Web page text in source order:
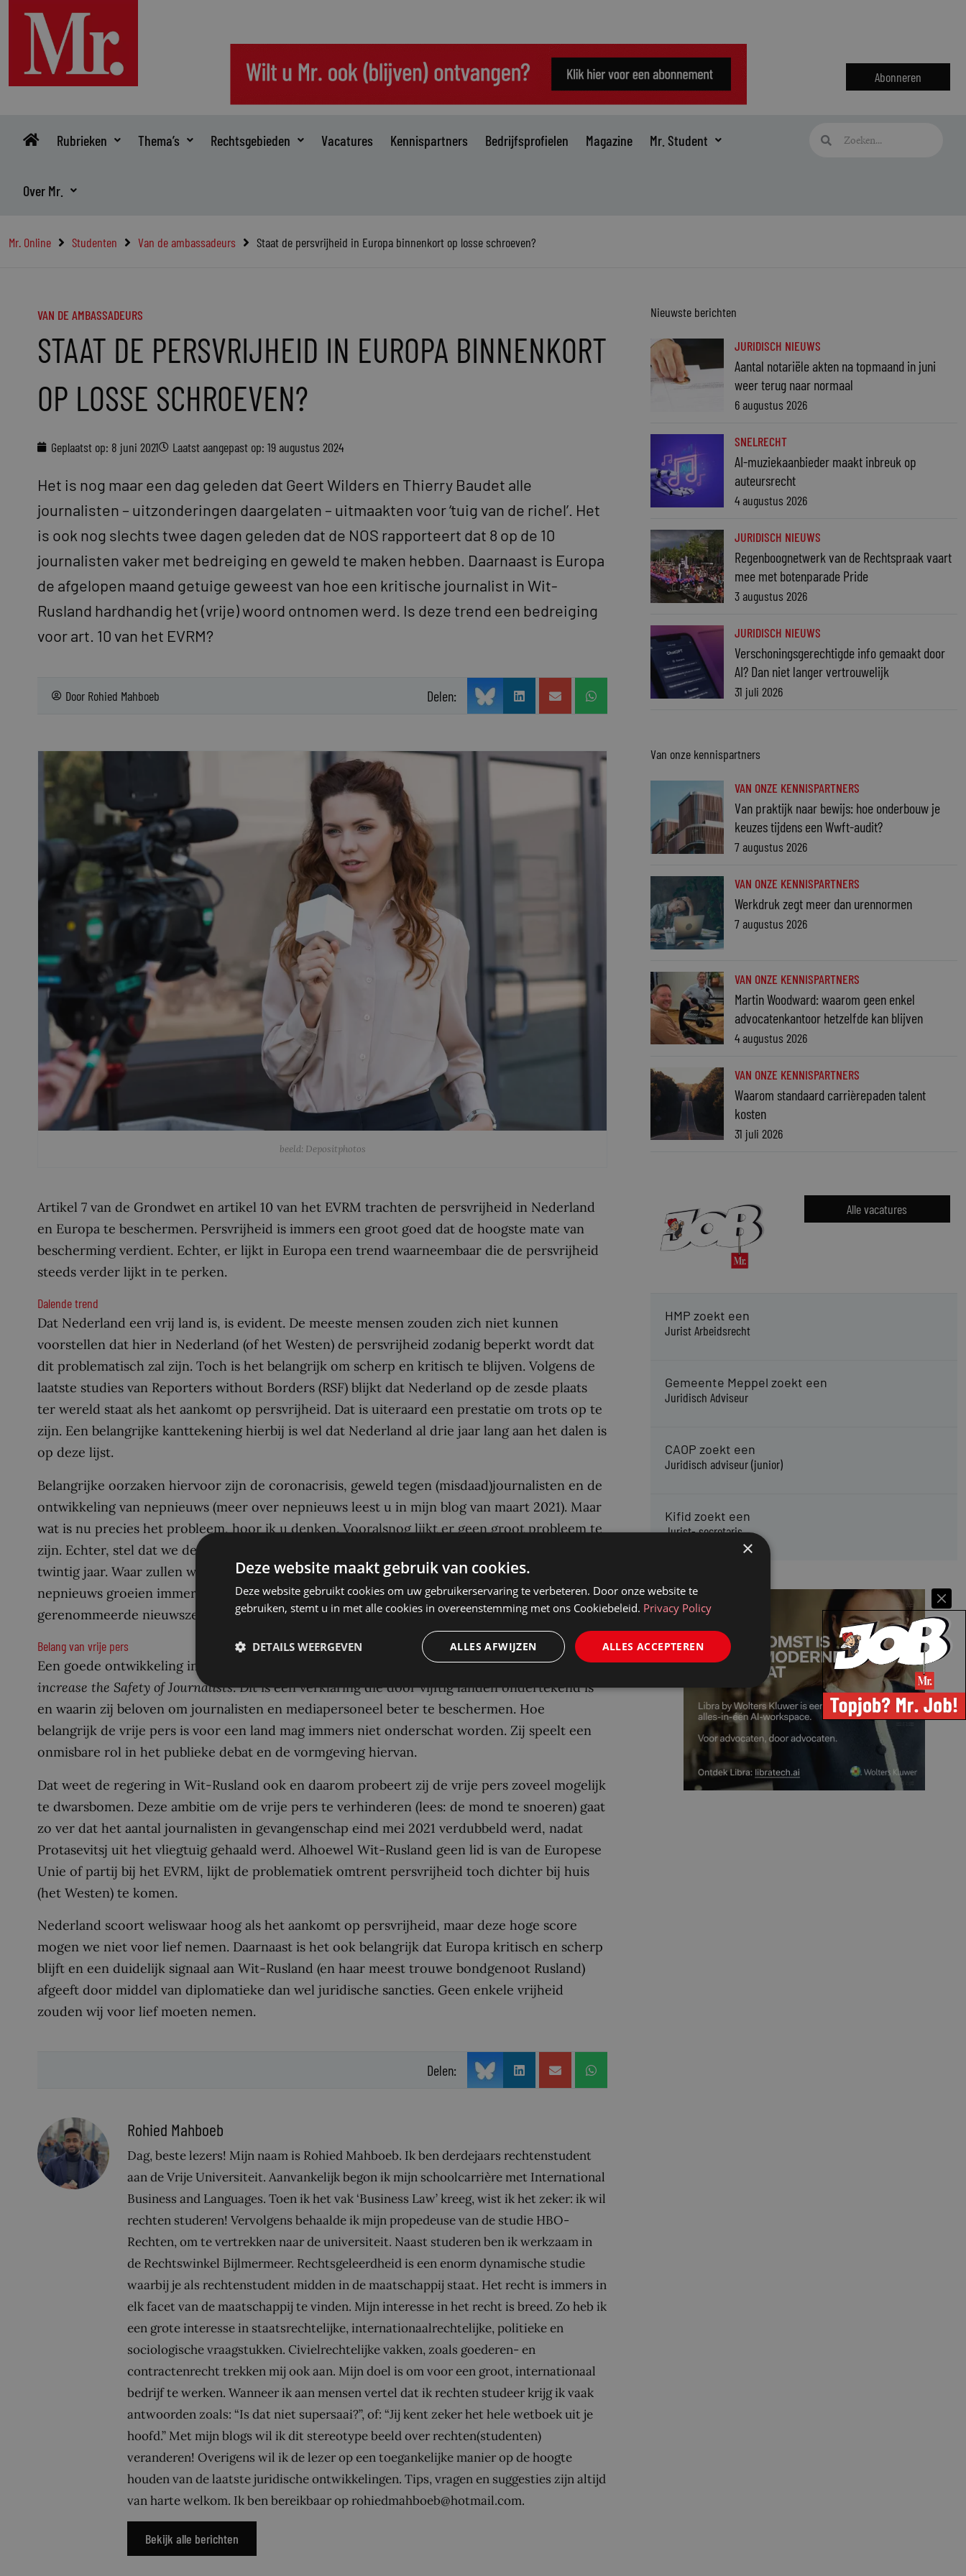
inhoud
Abonneren
Rubrieken Thema’s Rechtsgebieden Vacatures Kennispartners Bedrijfsprofielen Magazine Mr. Student
Over Mr.
Zoeken
Mr. Online Studenten Van de ambassadeurs Staat de persvrijheid in Europa binnenkort op losse schroeven?
VAN DE AMBASSADEURS
STAAT DE PERSVRIJHEID IN EUROPA BINNENKORT
OP LOSSE SCHROEVEN?
Geplaatst op: 8 juni 2021 Laatst aangepast op: 19 augustus 2024
Het is nog maar een dag geleden dat Geert Wilders en Thierry Baudet alle
journalisten – uitzonderingen daargelaten – uitmaakten voor ‘tuig van de richel’. Het
is ook nog slechts twee dagen geleden dat de NOS rapporteert dat 8 op de 10
journalisten vaker met bedreiging en geweld te maken hebben. Daarnaast is Europa
de afgelopen maand getuige geweest van hoe een kritische journalist in Wit-
Rusland hardhandig het (vrije) woord ontnomen werd. Is deze trend een bedreiging
voor art. 10 van het EVRM?
Door Rohied Mahboeb Delen:
beeld: Depositphotos
Artikel 7 van de Grondwet en artikel 10 van het EVRM trachten de persvrijheid in Nederland
en Europa te beschermen. Persvrijheid is immers een groot goed dat de hoogste mate van
bescherming verdient. Echter, er lijkt in Europa een trend waarneembaar die de persvrijheid
steeds verder lijkt in te perken.
Dalende trend
Dat Nederland een vrij land is, is evident. De meeste mensen zouden zich niet kunnen
voorstellen dat hier in Nederland (of het Westen) de persvrijheid zodanig beperkt wordt dat
dit problematisch zal zijn. Toch is het belangrijk om scherp en kritisch te blijven. Volgens de
laatste studies van Reporters without Borders (RSF) blijkt dat Nederland op de zesde plaats
ter wereld staat als het aankomt op persvrijheid. Dat is uiteraard een prestatie om trots op te
zijn. Een belangrijke kanttekening hierbij is wel dat Nederland al drie jaar lang aan het dalen is
op deze lijst.
Belangrijke oorzaken hiervoor zijn de coronacrisis, geweld tegen (misdaad)journalisten en de
ontwikkeling van nepnieuws (meer over nepnieuws leest u in mijn blog van maart 2021). Maar
wat is nu precies het probleem, hoor ik u denken. Vooralsnog lijkt er geen groot probleem te
zijn. Echter, stel dat we deze waarneembare trend nu uitsmeren over de komende tien à
twintig jaar. Waar zullen we dan zijn? Geweld tegen journalisten en de ontwikkeling van
nepnieuws groeien immers. Mijns inziens lijkt dit ook te komen door politici die constant
gerenommeerde nieuwszenders en journalisten in twijfel trekken.
Belang van vrije pers
Een goede ontwikkeling in de bescherming van persvrijheid is deThe Hague Commitment to
increase the Safety of Journalists. Dit is een verklaring die door vijftig landen ondertekend is
en waarin zij beloven om journalisten en mediapersoneel beter te beschermen. Hoe
belangrijk de vrije pers is voor een land mag immers niet onderschat worden. Zij speelt een
onmisbare rol in het publieke debat en de vormgeving hiervan.
Dat weet de regering in Wit-Rusland ook en daarom probeert zij de vrije pers zoveel mogelijk
te dwarsbomen. Deze ambitie om de vrije pers te verhinderen (lees: de mond te snoeren) gaat
zo ver dat het aantal journalisten in gevangenschap eind mei 2021 verdubbeld werd, nadat
Protasevitsj uit het vliegtuig gehaald werd. Alhoewel Wit-Rusland geen lid is van de Europese
Unie of partij bij het EVRM, lijkt de problematiek omtrent persvrijheid toch dichter bij huis
(het Westen) te komen.
Nederland scoort weliswaar hoog als het aankomt op persvrijheid, maar deze hoge score
mogen we niet voor lief nemen. Daarnaast is het ook belangrijk dat Europa kritisch en scherp
blijft en een duidelijk signaal aan Wit-Rusland (en haar meest trouwe bondgenoot Rusland)
afgeeft door middel van diplomatieke dan wel juridische sancties. Geen enkele vrijheid
zouden wij voor lief moeten nemen.
Delen:
Rohied Mahboeb
Dag, beste lezers! Mijn naam is Rohied Mahboeb. Ik ben derdejaars rechtenstudent
aan de Vrije Universiteit. Aanvankelijk begon ik mijn schoolcarrière met International
Business and Languages. Toen ik het vak ‘Business Law’ kreeg, wist ik het zeker: ik wil
rechten studeren! Vervolgens behaalde ik mijn propedeuse van de studie HBO-
Rechten, om te vertrekken naar de universiteit. Naast studeren ben ik werkzaam in
de Rechtswinkel Bijlmermeer. Rechtsgeleerdheid is een enorm dynamische studie
waarbij je als rechtenstudent midden in de maatschappij staat. Het recht is immers in
elk facet van de maatschappij te vinden. Mijn interesse in het recht is breed. Zo heb ik
een grote interesse in staatsrechtelijke, internationaalrechtelijke, politieke en
sociologische vraagstukken. Civielrechtelijke vakken, zoals goederen- en
contractenrecht trekken mij ook aan. Mijn doel is om voor een groot, internationaal
bedrijf te werken. Wanneer ik aan mensen vertel dat ik rechten studeer krijg ik vaak
antwoorden zoals: “Is dat niet supersaai?”, of: “Jij kent zeker het hele wetboek uit je
hoofd.” Met mijn blogs wil ik dit stereotype beeld over rechten(studenten)
veranderen! Overigens wil ik de lezer op een toegankelijke manier op de hoogte
houden van de laatste juridische ontwikkelingen. Tips, vragen en suggesties zijn altijd
van harte welkom. Ik ben bereikbaar op rohiedmahboeb@hotmail.com.
Bekijk alle berichten
Nieuwste berichten
JURIDISCH NIEUWS
Aantal notariële akten na topmaand in juni
weer terug naar normaal
6 augustus 2026
SNELRECHT
AI-muziekaanbieder maakt inbreuk op
auteursrecht
4 augustus 2026
JURIDISCH NIEUWS
Regenboognetwerk van de Rechtspraak vaart
mee met botenparade Pride
3 augustus 2026
JURIDISCH NIEUWS
Verschoningsgerechtigde info gemaakt door
AI? Dan niet langer vertrouwelijk
31 juli 2026
Van onze kennispartners
VAN ONZE KENNISPARTNERS
Van praktijk naar bewijs: hoe onderbouw je
keuzes tijdens een Wwft-audit?
7 augustus 2026
VAN ONZE KENNISPARTNERS
Werkdruk zegt meer dan urennormen
7 augustus 2026
VAN ONZE KENNISPARTNERS
Martin Woodward: waarom geen enkel
advocatenkantoor hetzelfde kan blijven
4 augustus 2026
VAN ONZE KENNISPARTNERS
Waarom standaard carrièrepaden talent
kosten
31 juli 2026
Alle vacatures
HMP zoekt een
Jurist Arbeidsrecht
Gemeente Meppel zoekt een
Juridisch Adviseur
CAOP zoekt een
Juridisch adviseur (junior)
Kifid zoekt een
Jurist- secretaris
×
Deze website maakt gebruik van cookies.
Deze website gebruikt cookies om uw gebruikerservaring te verbeteren. Door onze website te
gebruiken, stemt u in met alle cookies in overeenstemming met ons Cookiebeleid. Privacy Policy
ALLES ACCEPTEREN
ALLES AFWIJZEN
DETAILS WEERGEVEN